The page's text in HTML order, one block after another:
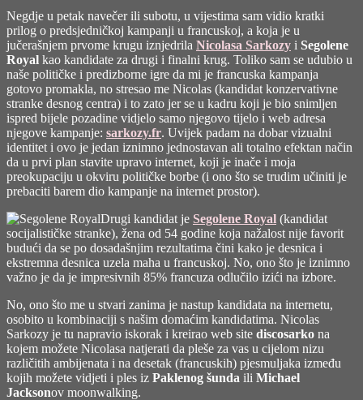
Web
Negdje u petak navečer ili subotu, u vijestima sam vidio kratki
prilog o predsjedničkoj kampanji u francuskoj, a koja je u
jučerašnjem prvome krugu iznjedrila Nicolasa Sarkozy i Segolene
Royal kao kandidate za drugi i finalni krug. Toliko sam se udubio u
naše političke i predizborne igre da mi je francuska kampanja
gotovo promakla, no stresao me Nicolas (kandidat konzervativne
stranke desnog centra) i to zato jer se u kadru koji je bio snimljen
ispred bijele pozadine vidjelo samo njegovo tijelo i web adresa
njegove kampanje: sarkozy.fr. Uvijek padam na dobar vizualni
identitet i ovo je jedan iznimno jednostavan ali totalno efektan način
da u prvi plan stavite upravo internet, koji je inače i moja
preokupaciju u okviru političke borbe (i ono što se trudim učiniti je
prebaciti barem dio kampanje na internet prostor).
Drugi kandidat je Segolene Royal (kandidat
socijalističke stranke), žena od 54 godine koja nažalost nije favorit
budući da se po dosadašnjim rezultatima čini kako je desnica i
ekstremna desnica uzela maha u francuskoj. No, ono što je iznimno
važno je da je impresivnih 85% francuza odlučilo izići na izbore.
No, ono što me u stvari zanima je nastup kandidata na internetu,
osobito u kombinaciji s našim domaćim kandidatima. Nicolas
Sarkozy je tu napravio iskorak i kreirao web site discosarko na
kojem možete Nicolasa natjerati da pleše za vas u cijelom nizu
različitih ambijenata i na desetak (francuskih) pjesmuljaka između
kojih možete vidjeti i ples iz Paklenog šunda ili Michael
Jacksonov moonwalking.